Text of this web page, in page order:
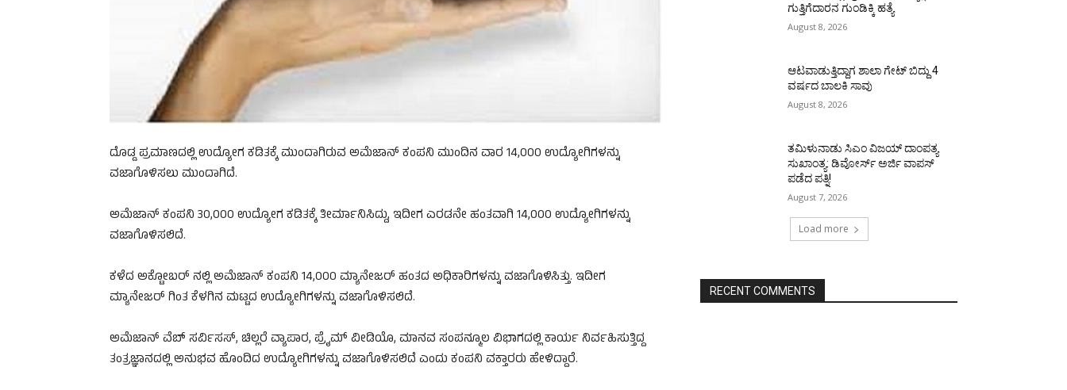
ದೊಡ್ಡ ಪ್ರಮಾಣದಲ್ಲಿ ಉದ್ಯೋಗ ಕಡಿತಕ್ಕೆ ಮುಂದಾಗಿರುವ ಅಮೆಜಾನ್ ಕಂಪನಿ ಮುಂದಿನ ವಾರ 14,000 ಉದ್ಯೋಗಿಗಳನ್ನು
ವಜಾಗೊಳಿಸಲು ಮುಂದಾಗಿದೆ.
ಅಮೆಜಾನ್ ಕಂಪನಿ 30,000 ಉದ್ಯೋಗ ಕಡಿತಕ್ಕೆ ತೀರ್ಮಾನಿಸಿದ್ದು, ಇದೀಗ ಎರಡನೇ ಹಂತವಾಗಿ 14,000 ಉದ್ಯೋಗಿಗಳನ್ನು
ವಜಾಗೊಳಿಸಲಿದೆ.
ಕಳೆದ ಅಕ್ಟೋಬರ್ ನಲ್ಲಿ ಅಮೆಜಾನ್ ಕಂಪನಿ 14,000 ಮ್ಯಾನೇಜರ್ ಹಂತದ ಅಧಿಕಾರಿಗಳನ್ನು ವಜಾಗೊಳಿಸಿತ್ತು. ಇದೀಗ
ಮ್ಯಾನೇಜರ್ ಗಿಂತ ಕೆಳಗಿನ ಮಟ್ಟದ ಉದ್ಯೋಗಿಗಳನ್ನು ವಜಾಗೊಳಿಸಲಿದೆ.
ಅಮೆಜಾನ್ ವೆಬ್ ಸರ್ವಿಸಸ್, ಚಿಲ್ಲರೆ ವ್ಯಾಪಾರ, ಪ್ರೈಮ್ ವೀಡಿಯೊ, ಮಾನವ ಸಂಪನ್ಮೂಲ ವಿಭಾಗದಲ್ಲಿ ಕಾರ್ಯ ನಿರ್ವಹಿಸುತ್ತಿದ್ದ
ತಂತ್ರಜ್ಞಾನದಲ್ಲಿ ಅನುಭವ ಹೊಂದಿದ ಉದ್ಯೋಗಿಗಳನ್ನು ವಜಾಗೊಳಿಸಲಿದೆ ಎಂದು ಕಂಪನಿ ವಕ್ತಾರರು ಹೇಳಿದ್ದಾರೆ.
ಗುತ್ತಿಗೆದಾರನ ಗುಂಡಿಕ್ಕಿ ಹತ್ಯೆ
August 8, 2026
ಆಟವಾಡುತ್ತಿದ್ದಾಗ ಶಾಲಾ ಗೇಟ್‌ ಬಿದ್ದು 4
ವರ್ಷದ ಬಾಲಕಿ ಸಾವು
August 8, 2026
ತಮಿಳುನಾಡು ಸಿಎಂ ವಿಜಯ್‌ ದಾಂಪತ್ಯ
ಸುಖಾಂತ್ಯ: ಡಿವೋರ್ಸ್‌ ಅರ್ಜಿ ವಾಪಸ್‌
ಪಡೆದ ಪತ್ನಿ!
August 7, 2026
Load more
RECENT COMMENTS